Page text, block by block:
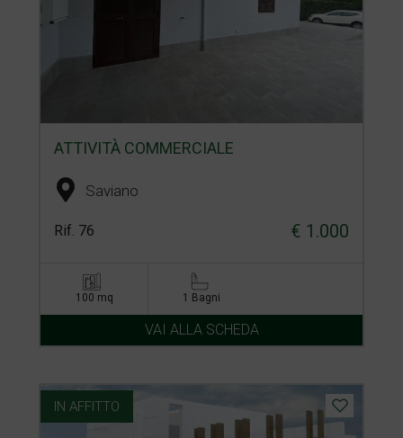
ATTIVITÀ COMMERCIALE
Saviano
Rif. 76 € 1.000
100 mq 1 Bagni
VAI ALLA SCHEDA
IN AFFITTO